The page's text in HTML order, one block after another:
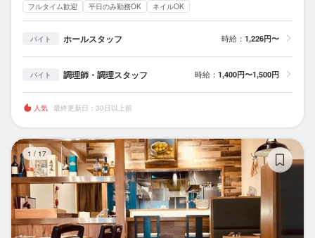
フルタイム歓迎 平日のみ勤務OK ネイルOK
バイト ホールスタッフ 時給： 1,226円〜
バイト 調理師・調理スタッフ 時給： 1,400円〜1,500円
人気 最終更新日：30日以上前
1 / 17